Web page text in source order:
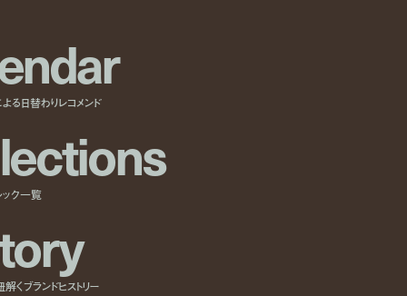
ndar
る日替わりレコメンド
ections
ック一覧
ory
くブランドヒストリー